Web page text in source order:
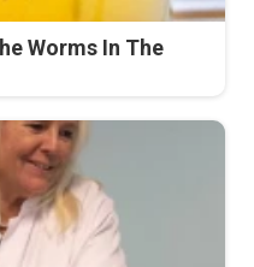
Worms In The